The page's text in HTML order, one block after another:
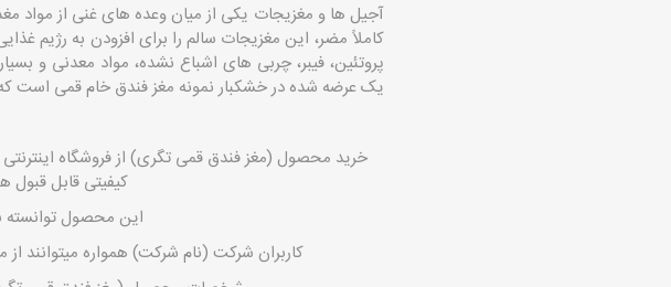
آجیل ها و مغزیجات یکی از میان وعده‌ های غنی از مواد
کاملاً مضر، این مغزیجات سالم را برای افزودن به رژیم
پروتئین، فیبر، چربی‌ های اشباع ‌نشده، مواد معدنی و
یک عرضه شده در خشکبار نمونه مغز فندق خام قمی است
خرید محصول (مغز فندق قمی تگری) از فروشگاه اینترنتی
کیفیتی قابل قبول
این محصول توانسته
کاربران شرکت (نام شرکت) همواره میتوانند